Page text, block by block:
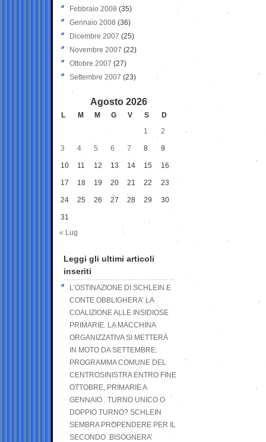
Febbraio 2008 (35)
Gennaio 2008 (36)
Dicembre 2007 (25)
Novembre 2007 (22)
Ottobre 2007 (27)
Settembre 2007 (23)
Agosto 2026
L M M G V S
D
1
2
3 4 5 6 7 8 9
10 11 12 13 14 15 16
17 18 19 20 21 22 23
24 25 26 27 28 29 30
31
« Lug
Leggi gli ultimi articoli
inseriti
L’OSTINAZIONE DI SCHLEIN E
CONTE OBBLIGHERA’ LA
COALIZIONE ALLE INSIDIOSE
PRIMARIE. LA MACCHINA
ORGANIZZATIVA SI METTERÀ
IN MOTO DA SETTEMBRE:
PROGRAMMA COMUNE DEL
CENTROSINISTRA ENTRO FINE
OTTOBRE, PRIMARIE A
GENNAIO . TURNO UNICO O
DOPPIO TURNO? SCHLEIN
SEMBRA PROPENDERE PER IL
SECONDO .BISOGNERA’